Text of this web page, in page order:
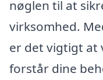
nøglen til at
virksomhed.
er det vigtigt at
forstår dine